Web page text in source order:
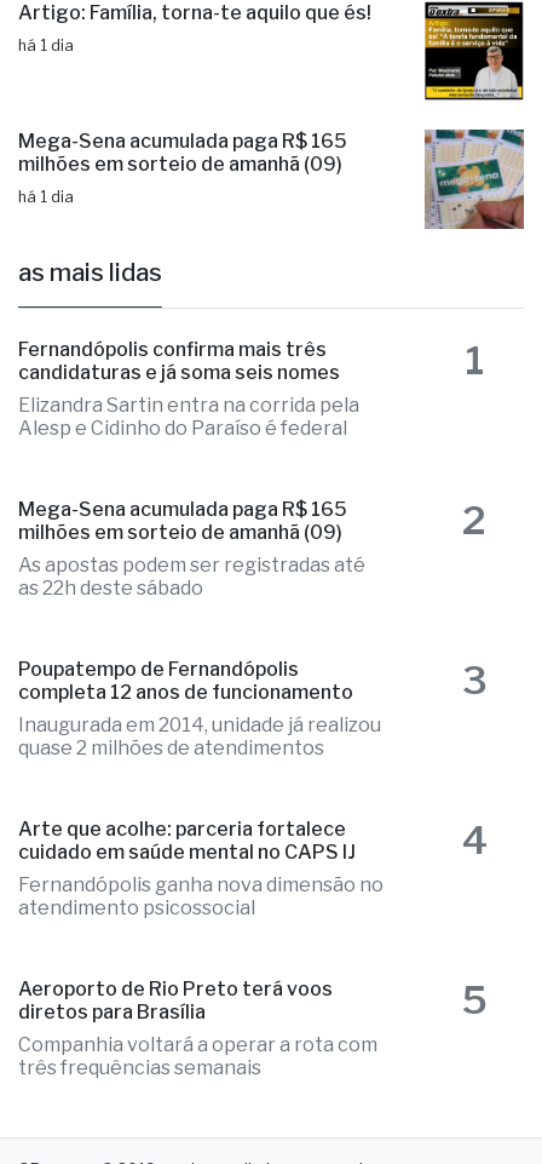
Artigo: Família, torna-te aquilo que és!
há 1 dia
Mega-Sena acumulada paga R$ 165
milhões em sorteio de amanhã (09)
há 1 dia
as mais lidas
Fernandópolis confirma mais três
candidaturas e já soma seis nomes
Elizandra Sartin entra na corrida pela
Alesp e Cidinho do Paraíso é federal
1
Mega-Sena acumulada paga R$ 165
milhões em sorteio de amanhã (09)
As apostas podem ser registradas até
as 22h deste sábado
2
Poupatempo de Fernandópolis
completa 12 anos de funcionamento
Inaugurada em 2014, unidade já realizou
quase 2 milhões de atendimentos
3
Arte que acolhe: parceria fortalece
cuidado em saúde mental no CAPS IJ
Fernandópolis ganha nova dimensão no
atendimento psicossocial
4
Aeroporto de Rio Preto terá voos
diretos para Brasília
Companhia voltará a operar a rota com
três frequências semanais
5